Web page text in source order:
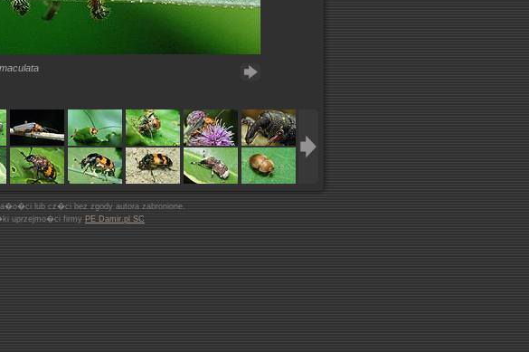
lub cz�ci bez zgody autora zabronione.
uprzejmo�ci firmy PE Damir.pl SC